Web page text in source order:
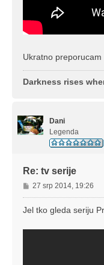
Ukratno preporucam
Darkness rises
Dani
Legenda
Re: tv serije
P
o
s
27 srp 2014, 19:26
Jel tko gleda seriju